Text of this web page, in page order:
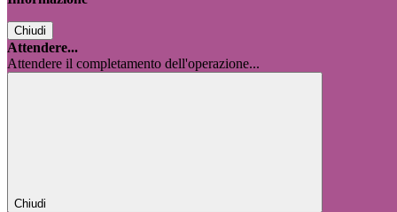
Chiudi
Attendere...
Attendere il completamento dell'operazione...
Chiudi